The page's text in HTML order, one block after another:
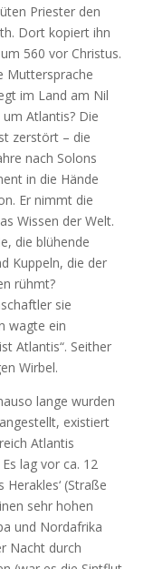
Priester den
Dort kopiert ihn
560 vor Christus.
Muttersprache
im Land am Nil
Atlantis? Die
zerstört – die
nach Solons
in die Hände
Er nimmt die
Wissen der Welt.
die blühende
Kuppeln, die der
rühmt?
sie
wagte ein
Atlantis“. Seither
Wirbel.
lange wurden
existiert
Atlantis
lag vor ca. 12
(Straße
sehr hohen
und Nordafrika
Nacht durch